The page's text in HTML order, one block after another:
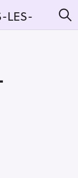
LES-
e